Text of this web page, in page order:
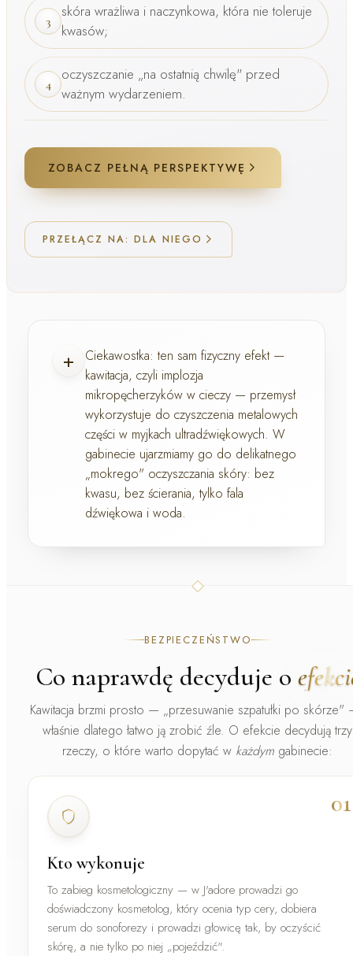
3
skóra wrażliwa i naczynkowa, która nie toleruje
kwasów;
4
oczyszczanie „na ostatnią chwilę" przed
ważnym wydarzeniem.
ZOBACZ PEŁNĄ PERSPEKTYWĘ
PRZEŁĄCZ NA: DLA NIEGO
+ Ciekawostka: ten sam fizyczny efekt —
kawitacja, czyli implozja
mikropęcherzyków w cieczy — przemysł
wykorzystuje do czyszczenia metalowych
części w myjkach ultradźwiękowych. W
gabinecie ujarzmiamy go do delikatnego
„mokrego" oczyszczania skóry: bez
kwasu, bez ścierania, tylko fala
dźwiękowa i woda.
BEZPIECZEŃSTWO
Co naprawdę decyduje o
Kawitacja brzmi prosto — „przesuwanie szpatułki po skórze"
właśnie dlatego łatwo ją zrobić źle. O efekcie decydują trzy
rzeczy, o które warto dopytać w każdym gabinecie:
01
Kto wykonuje
To zabieg kosmetologiczny — w J'adore prowadzi go
doświadczony kosmetolog, który ocenia typ cery, dobiera
serum do sonoforezy i prowadzi głowicę tak, by oczyścić
skórę, a nie tylko po niej „pojeździć".